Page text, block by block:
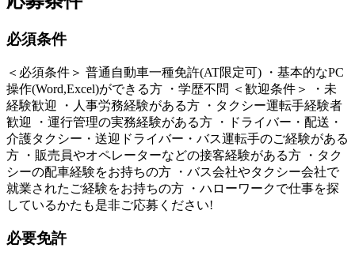
必須条件
＜必須条件＞ 普通自動車一種免許(AT限定可) ・基本的なPC
操作(Word,Excel)ができる方 ・学歴不問 ＜歓迎条件＞ ・未
経験歓迎 ・人事労務経験がある方 ・タクシー運転手経験者
歓迎 ・運行管理の実務経験がある方 ・ドライバー・配送・
介護タクシー・送迎ドライバー・バス運転手のご経験がある
方 ・販売員やオペレーターなどの接客経験がある方 ・タク
シーの配車経験をお持ちの方 ・バス会社やタクシー会社で
就業されたご経験をお持ちの方 ・ハローワークで仕事を探
しているかたも是非ご応募ください!
必要免許